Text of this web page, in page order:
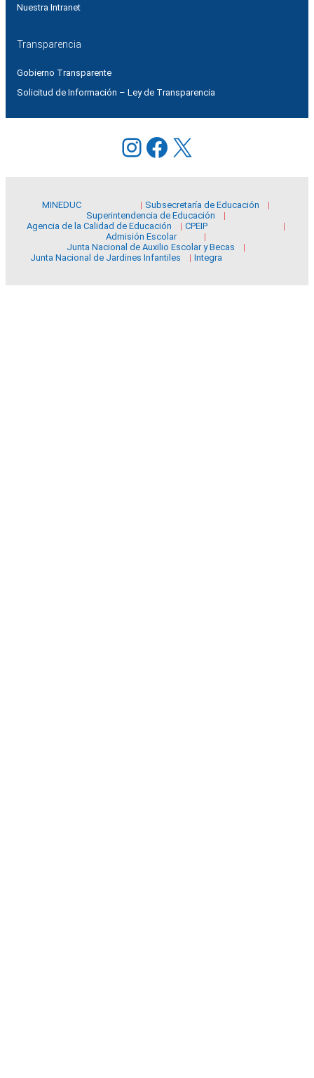
Nuestra Intranet
Transparencia
Gobierno Transparente
Solicitud de Información – Ley de Transparencia
Instagram
Facebook
X
MINEDUC
Subsecretaría de Educación
Superintendencia de Educación
Agencia de la Calidad de Educación
CPEIP
Admisión Escolar
Junta Nacional de Auxilio Escolar y Becas
Junta Nacional de Jardines Infantiles
Integra